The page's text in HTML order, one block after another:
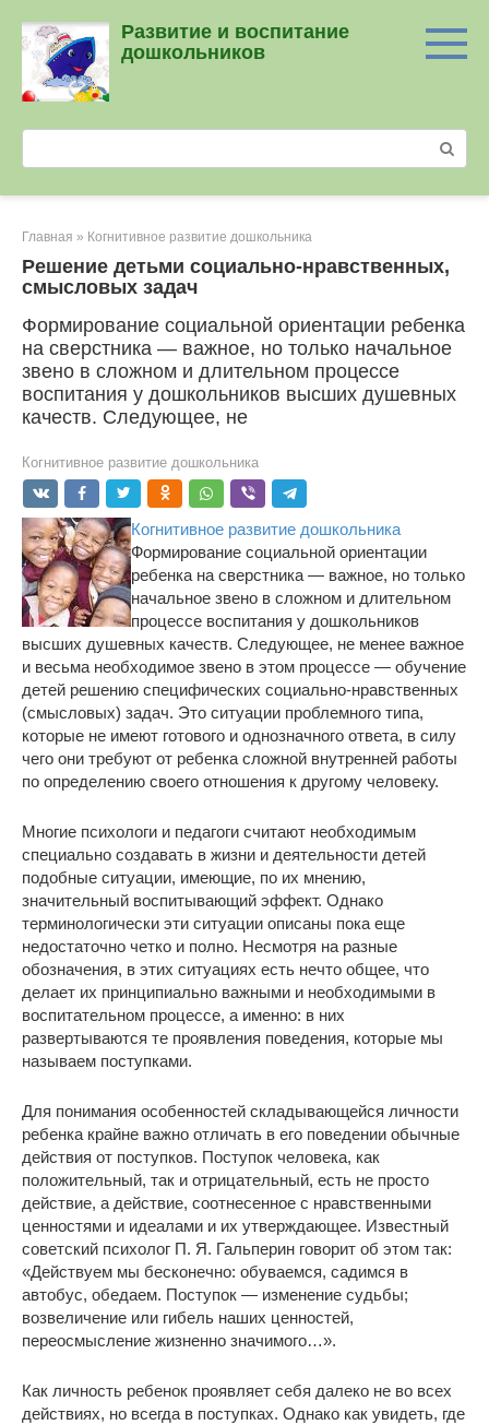
контенту
Развитие и воспитание
дошкольников
Главная » Когнитивное развитие дошкольника
Решение детьми социально-нравственных,
смысловых задач
Формирование социальной ориентации ребенка
на сверстника — важное, но только начальное
звено в сложном и длительном процессе
воспитания у дошкольников высших душевных
качеств. Следующее, не
Когнитивное развитие дошкольника
Когнитивное развитие дошкольника
Формирование социальной ориентации
ребенка на сверстника — важное, но только
начальное звено в сложном и длительном
процессе воспитания у дошкольников
высших душевных качеств. Следующее, не менее важное
и весьма необходимое звено в этом процессе — обучение
детей решению специфических социально-нравственных
(смысловых) задач. Это ситуации проблемного типа,
которые не имеют готового и однозначного ответа, в силу
чего они требуют от ребенка сложной внутренней работы
по определению своего отношения к другому человеку.
Многие психологи и педагоги считают необходимым
специально создавать в жизни и деятельности детей
подобные ситуации, имеющие, по их мнению,
значительный воспитывающий эффект. Однако
терминологически эти ситуации описаны пока еще
недостаточно четко и полно. Несмотря на разные
обозначения, в этих ситуациях есть нечто общее, что
делает их принципиально важными и необходимыми в
воспитательном процессе, а именно: в них
развертываются те проявления поведения, которые мы
называем поступками.
Для понимания особенностей складывающейся личности
ребенка крайне важно отличать в его поведении обычные
действия от поступков. Поступок человека, как
положительный, так и отрицательный, есть не просто
действие, а действие, соотнесенное с нравственными
ценностями и идеалами и их утверждающее. Известный
советский психолог П. Я. Гальперин говорит об этом так:
«Действуем мы бесконечно: обуваемся, садимся в
автобус, обедаем. Поступок — изменение судьбы;
возвеличение или гибель наших ценностей,
переосмысление жизненно значимого…».
Как личность ребенок проявляет себя далеко не во всех
действиях, но всегда в поступках. Однако как увидеть, где